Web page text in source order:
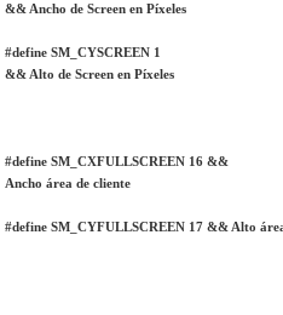
&& Ancho de Screen en Píxeles
#define SM_CYSCREEN 1
&& Alto de Screen en Píxeles
#define SM_CXFULLSCREEN 16 &&
Ancho área de cliente
#define SM_CYFULLSCREEN 17 && Alto